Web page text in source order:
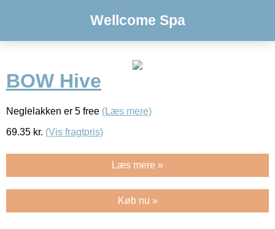
Wellcome Spa
BOW Hive
Neglelakken er 5 free (Læs mere)
69.35 kr. (Vis fragtpris)
Læs mere »
Køb nu »